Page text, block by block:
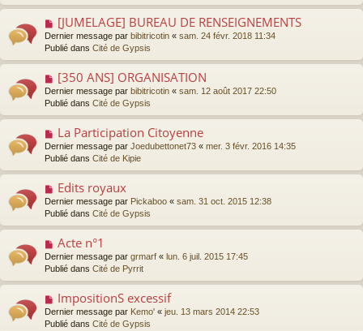
e
e
s
s
a
e
u
m
e
s
s
a
e
N
o
u
u
m
e
s
a
e
[JUMELAGE] BUREAU DE RENSEIGNEMENTS
Dernier message par bibitricotin « sam. 24 févr. 2018 11:34
Publié dans Cité de Gypsis
N
o
u
a
u
m
e
s
a
e
[350 ANS] ORGANISATION
Dernier message par bibitricotin « sam. 12 août 2017 22:50
Publié dans Cité de Gypsis
N
u
a
u
m
e
a
e
La Participation Citoyenne
Dernier message par Joedubettonet73 « mer. 3 févr. 2016 14:35
Publié dans Cité de Kipie
N
u
a
u
m
e
s
a
Edits royaux
Dernier message par Pickaboo « sam. 31 oct. 2015 12:38
Publié dans Cité de Gypsis
N
u
a
u
m
Acte n°1
Dernier message par grmarf « lun. 6 juil. 2015 17:45
Publié dans Cité de Pyrrit
N
u
ImpositionS excessif
Dernier message par Kemo' « jeu. 13 mars 2014 22:53
Publié dans Cité de Gypsis